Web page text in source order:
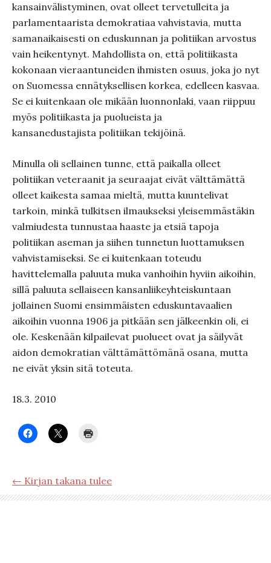
kansainvälistyminen, ovat olleet tervetulleita ja
parlamentaarista demokratiaa vahvistavia, mutta
samanaikaisesti on eduskunnan ja politiikan arvostus
vain heikentynyt. Mahdollista on, että politiikasta
kokonaan vieraantuneiden ihmisten osuus, joka jo nyt
on Suomessa ennätyksellisen korkea, edelleen kasvaa.
Se ei kuitenkaan ole mikään luonnonlaki, vaan riippuu
myös politiikasta ja puolueista ja
kansanedustajista politiikan tekijöinä.
Minulla oli sellainen tunne, että paikalla olleet
politiikan veteraanit ja seuraajat eivät välttämättä
olleet kaikesta samaa mieltä, mutta kuuntelivat
tarkoin, minkä tulkitsen ilmaukseksi yleisemmästäkin
valmiudesta tunnustaa haaste ja etsiä tapoja
politiikan aseman ja siihen tunnetun luottamuksen
vahvistamiseksi. Se ei kuitenkaan toteudu
havittelemalla paluuta muka vanhoihin hyviin aikoihin,
sillä paluuta sellaiseen kansanliikeyhteiskuntaan
jollainen Suomi ensimmäisten eduskuntavaalien
aikoihin vuonna 1906 ja pitkään sen jälkeenkin oli, ei
ole. Keskenään kilpailevat puolueet ovat ja säilyvät
aidon demokratian välttämättömänä osana, mutta
ne eivät yksin sitä toteuta.
18.3. 2010
← Kirjan takana tulee